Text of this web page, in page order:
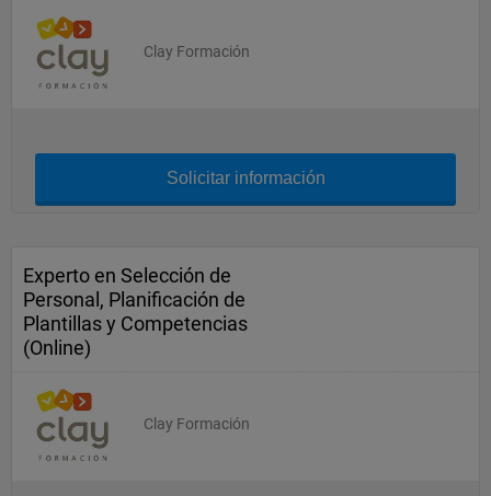
Clay Formación
Solicitar información
Experto en Selección de
Personal, Planificación de
Plantillas y Competencias
(Online)
Clay Formación